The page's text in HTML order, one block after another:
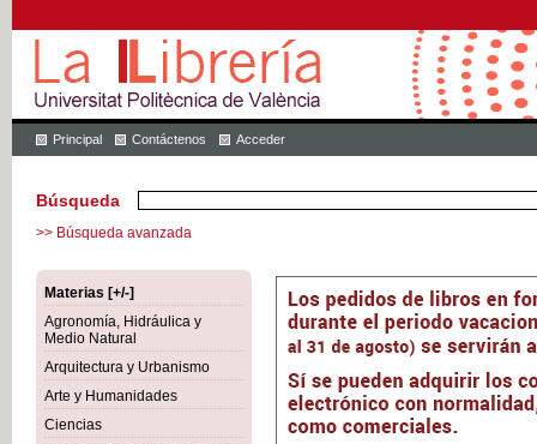
Principal Contáctenos Acceder
Búsqueda
>> Búsqueda avanzada
Materias [+/-]
Agronomía, Hidráulica y
Medio Natural
Arquitectura y Urbanismo
Arte y Humanidades
Ciencias